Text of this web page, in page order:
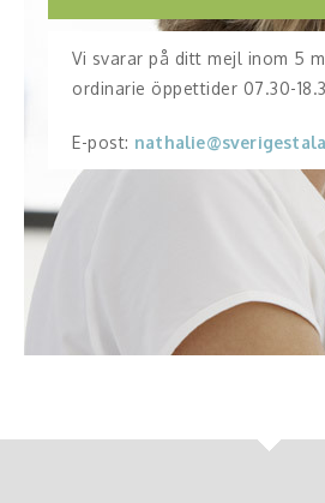
Vi svarar på ditt mejl inom 5
ordinarie öppettider 07.30-
E-post: